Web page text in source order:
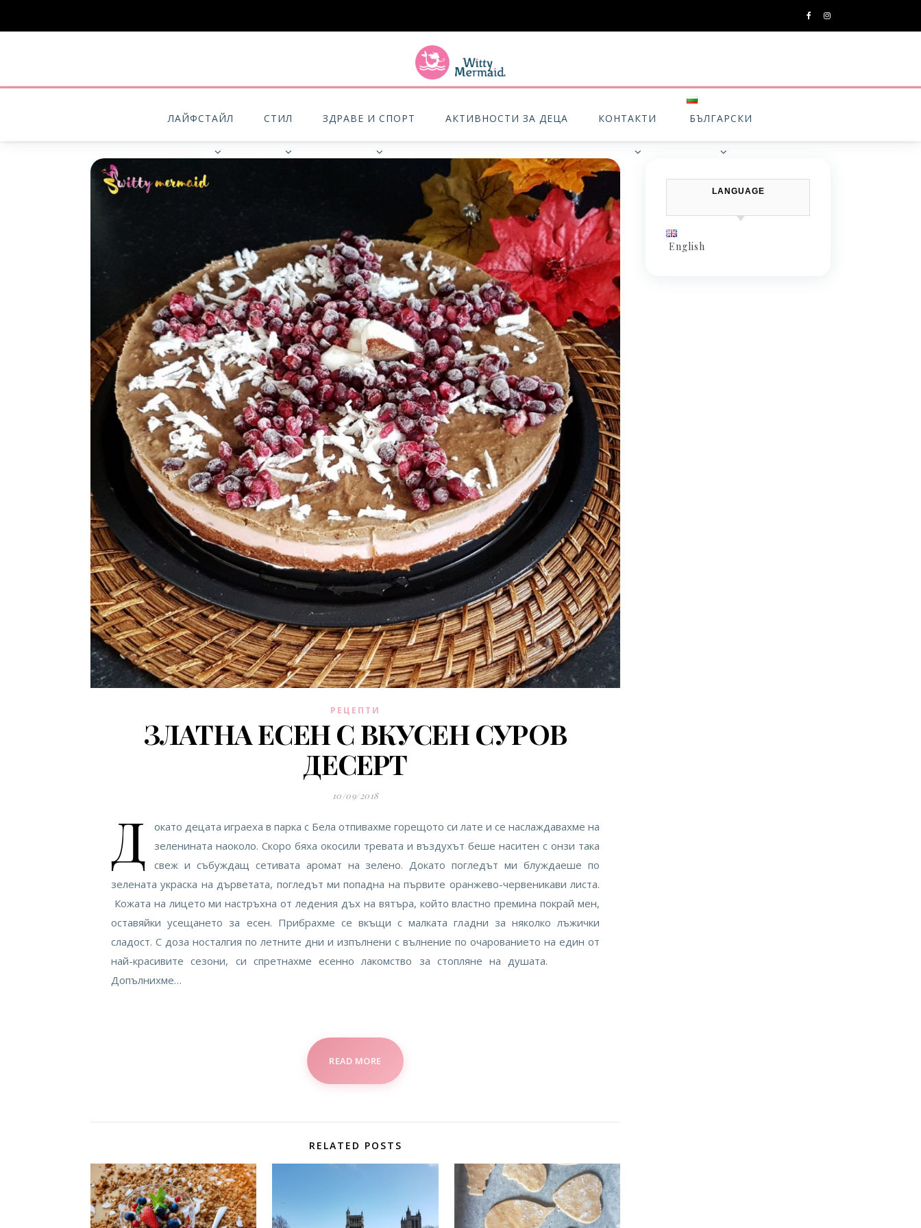
ЛАЙФСТАЙЛ СТИЛ ЗДРАВЕ И СПОРТ АКТИВНОСТИ ЗА ДЕЦА КОНТАКТИ БЪЛГАРСКИ
РЕЦЕПТИ
ЗЛАТНА ЕСЕН С ВКУСЕН СУРОВ
ДЕСЕРТ
10/09/2018
Д
окато децата играеха в парка с Бела отпивахме горещото си лате и се наслаждавахме на
зеленината наоколо. Скоро бяха окосили тревата и въздухът беше наситен с онзи така
свеж и събуждащ сетивата аромат на зелено. Докато погледът ми блуждаеше по
зелената украска на дърветата, погледът ми попадна на първите оранжево-червеникави листа.
Кожата на лицето ми настръхна от ледения дъх на вятъра, който властно премина покрай мен,
оставяйки усещането за есен. Прибрахме се вкъщи с малката гладни за няколко лъжички
сладост. С доза носталгия по летните дни и изпълнени с вълнение по очарованието на един от
най-красивите сезони, си спретнахме есенно лакомство за стопляне на душата.
Допълнихме…
READ MORE
RELATED POSTS
LANGUAGE
English